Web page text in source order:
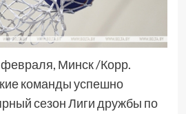
февраля, Минск /Корр.
команды успешно
сезон Лиги дружбы по